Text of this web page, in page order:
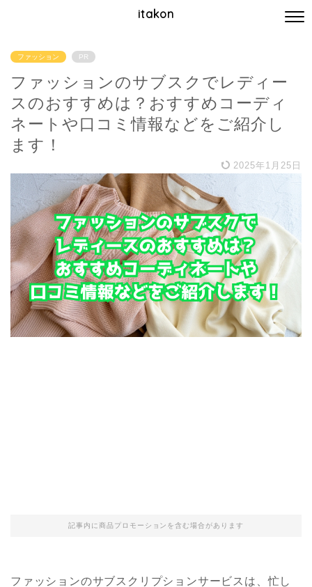
itakon
ファッション PR
ファッションのサブスクでレディー
スのおすすめは？おすすめコーディ
ネートや口コミ情報などをご紹介し
ます！
2025年1月25日
記事内に商品プロモーションを含む場合があります
ファッションのサブスクリプションサービスは、忙し